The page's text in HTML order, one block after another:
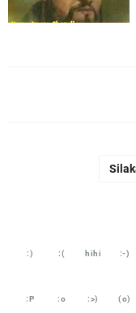
:) :( hihi :-)
:P :o :>) (o)